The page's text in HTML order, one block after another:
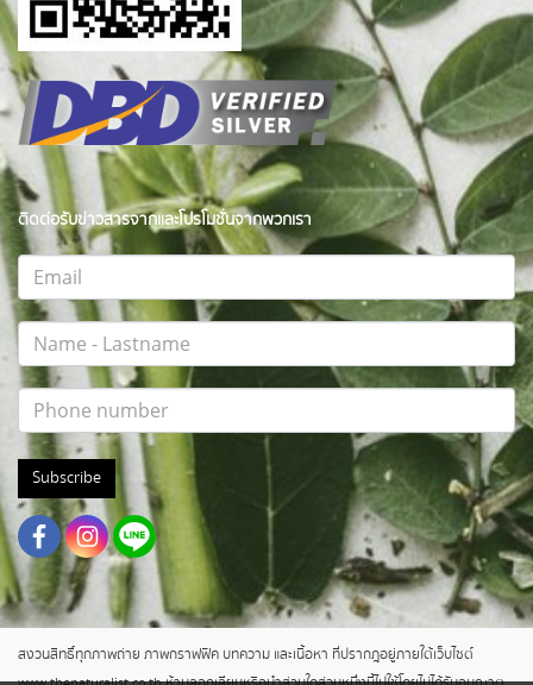
ติดต่อรับข่าวสารจากและโปรโมชั่นจากพวกเรา
Subscribe
สงวนสิทธิ์ทุกภาพถ่าย ภาพกราฟฟิค บทความ และเนื้อหา ที่ปรากฎอยู่ภายใต้เว็บไซต์